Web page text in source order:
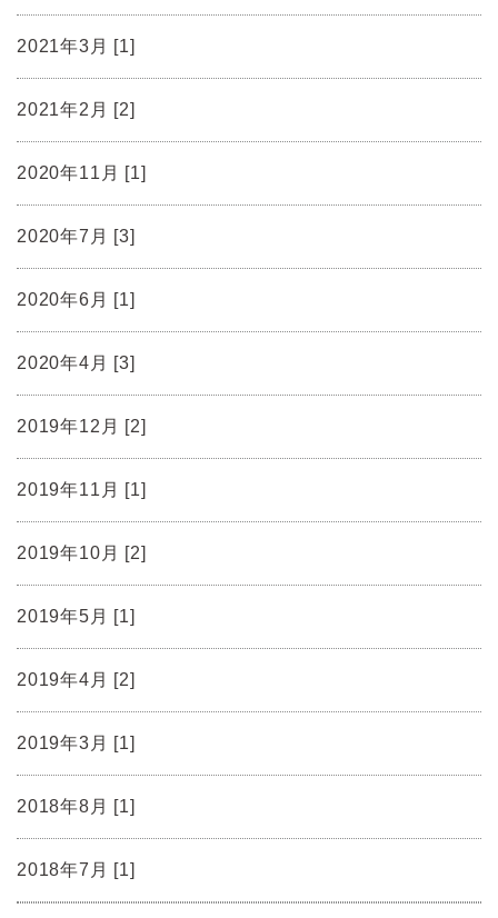
2021年3月 [1]
2021年2月 [2]
2020年11月 [1]
2020年7月 [3]
2020年6月 [1]
2020年4月 [3]
2019年12月 [2]
2019年11月 [1]
2019年10月 [2]
2019年5月 [1]
2019年4月 [2]
2019年3月 [1]
2018年8月 [1]
2018年7月 [1]